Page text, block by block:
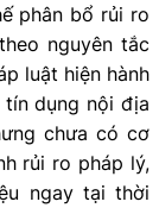
phân bổ rủi ro
nguyên tắc
luật hiện hành
dụng nội địa
chưa có cơ
rủi ro pháp lý,
ngay tại thời